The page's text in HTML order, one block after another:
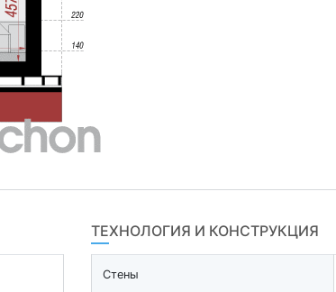
ТЕХНОЛОГИЯ И КОНСТРУКЦИЯ
Стены